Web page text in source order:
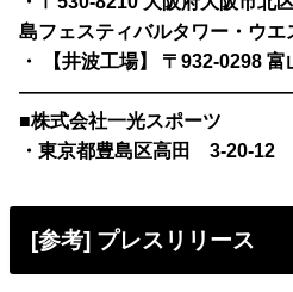
島フェスティバルタワー・ウエ
・ 【井波⼯場】 〒932-0298
■株式会社一光スポーツ
・東京都豊島区高田 3-20-12
[参考] プレスリリース